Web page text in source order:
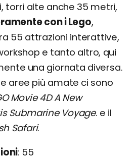
torri alte anche 35 metri,
con i Lego,
55 attrazioni interattive,
e tanto altro, qui
una giornata diversa.
aree più amate ci sono
Movie 4D A New
Submarine Voyage. e il
Safari.
55